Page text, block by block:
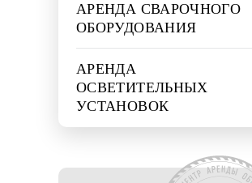
АРЕНДА СВАРОЧНОГО
ОБОРУДОВАНИЯ
АРЕНДА
ОСВЕТИТЕЛЬНЫХ
УСТАНОВОК